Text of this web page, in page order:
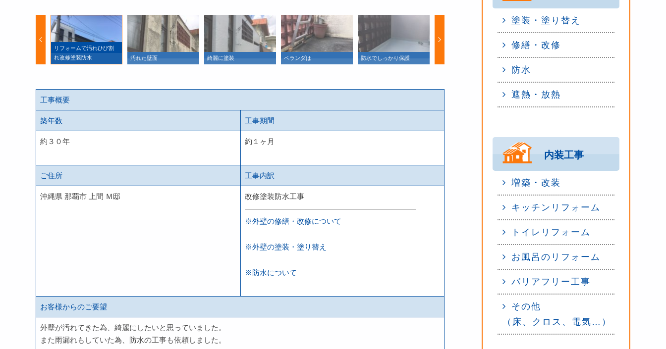
リフォームで汚れひび割
れ改修塗装防水
汚れた壁面 綺麗に塗装 ベランダは 防水でしっかり保護 After Before
工事概要
築年数
約３０年
ご住所
沖縄県 那覇市 上間 Ｍ邸
工事期間
約１ヶ月
工事内訳
改修塗装防水工事
———————————————————————
※外壁の修繕・改修について
※外壁の塗装・塗り替え
※防水について
お客様からのご要望
外壁が汚れてきた為、綺麗にしたいと思っていました。
また雨漏れもしていた為、防水の工事も依頼しました。
塗装・塗り替え
修繕・改修
防水
遮熱・放熱
内装工事
増築・改装
キッチンリフォーム
トイレリフォーム
お風呂のリフォーム
バリアフリー工事
その他
（床、クロス、電気…）